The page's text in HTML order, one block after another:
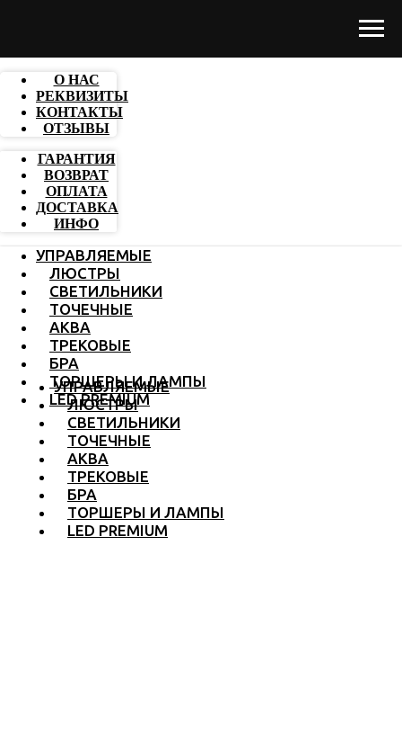
О НАС
РЕКВИЗИТЫ
КОНТАКТЫ
ОТЗЫВЫ
ГАРАНТИЯ
ВОЗВРАТ
ОПЛАТА
ДОСТАВКА
ИНФО
УПРАВЛЯЕМЫЕ
ЛЮСТРЫ
СВЕТИЛЬНИКИ
ТОЧЕЧНЫЕ
АКВА
ТРЕКОВЫЕ
БРА
ТОРШЕРЫ И ЛАМПЫ
LED PREMIUM
УПРАВЛЯЕМЫЕ
ЛЮСТРЫ
СВЕТИЛЬНИКИ
ТОЧЕЧНЫЕ
АКВА
ТРЕКОВЫЕ
БРА
ТОРШЕРЫ И ЛАМПЫ
LED PREMIUM